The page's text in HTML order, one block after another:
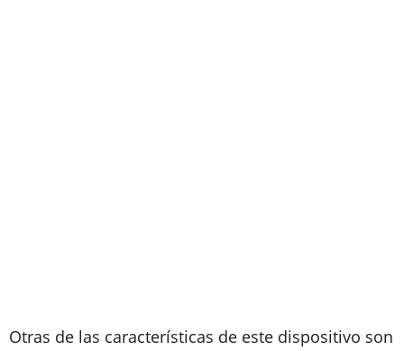
Otras de las características de este dispositivo son